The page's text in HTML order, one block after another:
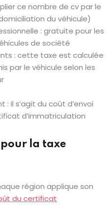
ce nombre de cv par le
du véhicule)
: gratuite pour les
de société
: cette taxe est calculée
par le véhicule selon les
: il s’agit du coût d’envoi
d’immatriculation
la taxe
région applique son
du certificat